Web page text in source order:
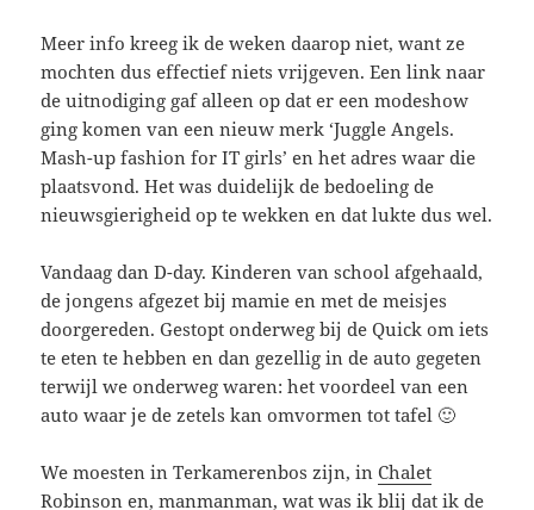
Meer info kreeg ik de weken daarop niet, want ze
mochten dus effectief niets vrijgeven. Een link naar
de uitnodiging gaf alleen op dat er een modeshow
ging komen van een nieuw merk ‘Juggle Angels.
Mash-up fashion for IT girls’ en het adres waar die
plaatsvond. Het was duidelijk de bedoeling de
nieuwsgierigheid op te wekken en dat lukte dus wel.
Vandaag dan D-day. Kinderen van school afgehaald,
de jongens afgezet bij mamie en met de meisjes
doorgereden. Gestopt onderweg bij de Quick om iets
te eten te hebben en dan gezellig in de auto gegeten
terwijl we onderweg waren: het voordeel van een
auto waar je de zetels kan omvormen tot tafel 🙂
We moesten in Terkamerenbos zijn, inChalet
Robinson en, manmanman, wat was ik blij dat ik de